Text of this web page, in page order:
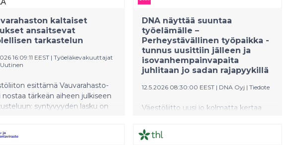
kaltaiset
ansaitsevat
tarkastelun
16:09:11 EEST | Työeläkevakuuttajat
Uutinen
esittämä Vauvarahasto-
nostaa tärkeän aiheen julkiseen
syntyvyyden lasku on
pitkän aikavälin
DNA näyttää suuntaa
työelämälle –
Perheystävällinen työpaikka -
tunnus uusittiin jälleen ja
isovanhempainvapaita
juhlitaan jo sadan rajapyykillä
12.5.2026 08:30:00 EEST | DNA Oyj | Tiedote
Väestöliitto uusi jo kolmatta kertaa
tunnuksen. Tunnus vahvistaa DNA:n
asemaa perheystävällisen työelämän